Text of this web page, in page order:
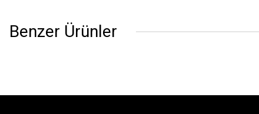
Benzer Ürünler